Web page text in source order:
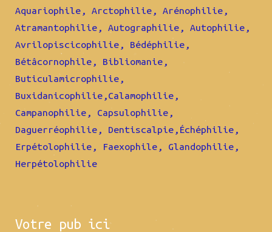
Aquariophile, Arctophilie, Arénophilie,
Atramantophilie, Autographilie, Autophilie,
Avrilopiscicophilie, Bédéphilie,
Bétâcornophile, Bibliomanie,
Buticulamicrophilie,
Buxidanicophilie,Calamophilie,
Campanophilie, Capsulophilie,
Daguerréophilie, Dentiscalpie,Échéphilie,
Erpétolophilie, Faexophile, Glandophilie,
Herpétolophilie
Votre pub ici